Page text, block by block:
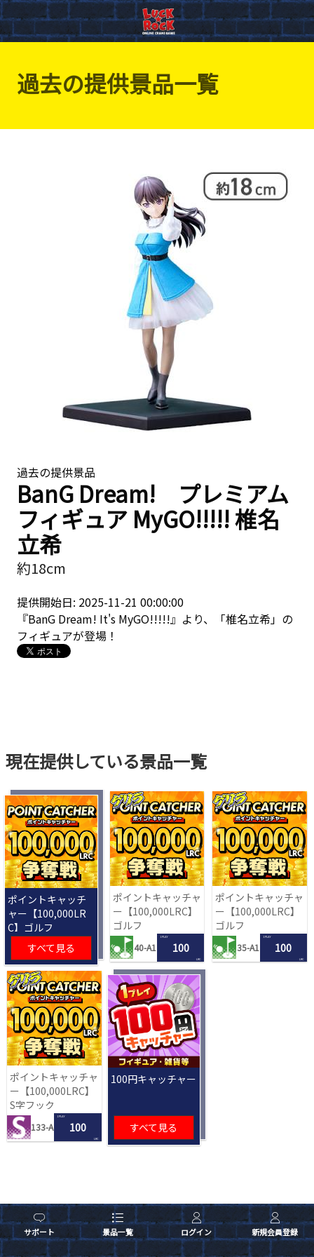
サポート 景品一覧 ログイン 新規会員登録
過去の提供景品一覧
過去の提供景品
BanG Dream! プレミアム
フィギュア MyGO!!!!! 椎名
立希
約18cm
提供開始日: 2025-11-21 00:00:00
『BanG Dream! It's MyGO!!!!!』より、「椎名立希」の
フィギュアが登場！
現在提供している景品一覧
ポイントキャッチ
ャー【100,000LR
C】ゴルフ
すべて見る
ポイントキャッチャ
ー【100,000LRC】
ゴルフ
40-A1
1 PLAY
100
LRC
ポイントキャッチャ
ー【100,000LRC】
ゴルフ
35-A1
1 PLAY
100
LRC
ポイントキャッチャ
ー【100,000LRC】
S字フック
133-A
1 PLAY
100
LRC
100円キャッチャー
すべて見る